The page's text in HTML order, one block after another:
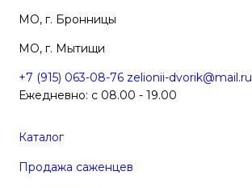
МО, г. Бронницы
МО, г. Мытищи
+7 (915) 063-08-76 zelionii-dvorik@mail.ru
Ежедневно: с 08.00 - 19.00
Каталог
Продажа саженцев